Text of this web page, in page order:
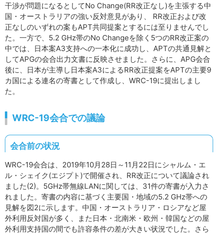
干渉が問題になるとしてNo Change(RR改正なし)を主張する中
国・オーストラリアの強い反対意見があり、 RR改正および改
正なしのいずれの案もAPT共同提案とするには至りませんでし
た。一方で、5.2 GHz帯のNo Changeを除く5つのRR改正案の
中では、日本案A3支持への一本化に成功し、APTの共通見解と
してAPGの会合出力文書に反映させました。さらに、APG会合
後に、日本が主導し日本案A3によるRR改正提案をAPTの主要9
カ国による連名の寄書として作成し、WRC-19に提出しまし
た。
WRC-19会合での議論
会合前の状況
WRC-19会合は、2019年10月28日～11月22日にシャルム・エ
ル・シェイク(エジプト)で開催され、RR改正について議論され
ました(2)。5GHz帯無線LANに関しては、31件の寄書が入力さ
れました。寄書の内容に基づく主要国・地域の5.2 GHz帯への
見解を図2に示します。中国・オーストラリア・ロシアなど屋
外利用反対国が多く、また日本・北南米・欧州・韓国などの屋
外利用支持国の間でも許容条件の差が大きい状況でした。さら